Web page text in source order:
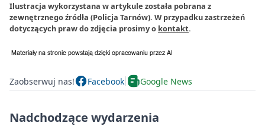
Ilustracja wykorzystana w artykule została pobrana z
zewnętrznego źródła (Policja Tarnów). W przypadku zastrzeżeń
dotyczących praw do zdjęcia prosimy o kontakt.
Zaobserwuj nas! Facebook Google News
Nadchodzące wydarzenia